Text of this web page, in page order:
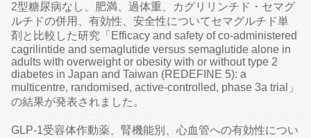
2型糖尿病なし、肥満、過体重、カグリリンチド・セマグ
ルチドの併用、有効性、安全性についてセマグルチド単
剤と比較した研究「Efficacy and safety of co-administered
cagrilintide and semaglutide versus semaglutide alone in
adults with overweight or obesity with or without type 2
diabetes in Japan and Taiwan (REDEFINE 5): a
multicentre, randomised, active-controlled, phase 3a trial」
の結果が発表されました。
GLP-1受容体作動薬、腎機能別、心血管への有効性につい